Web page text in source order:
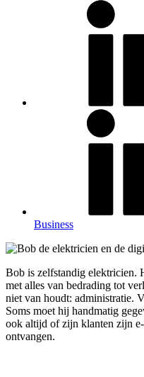
Business
Bob is zelfstandig elektricien.
met alles van bedrading tot
niet van houdt: administratie.
Soms moet hij handmatig
ook altijd of zijn klanten zijn
ontvangen.